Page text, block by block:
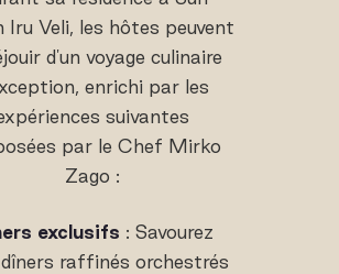
Iru Veli, les hôtes peuvent
d'un voyage culinaire
enrichi par les
suivantes
par le Chef Mirko
Zago :
exclusifs : Savourez
raffinés orchestrés